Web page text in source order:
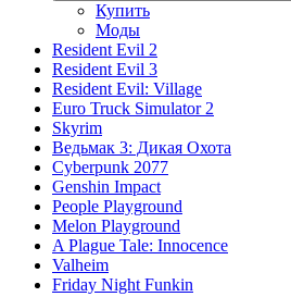
Купить
Моды
Resident Evil 2
Resident Evil 3
Resident Evil: Village
Euro Truck Simulator 2
Skyrim
Ведьмак 3: Дикая Охота
Cyberpunk 2077
Genshin Impact
People Playground
Melon Playground
A Plague Tale: Innocence
Valheim
Friday Night Funkin